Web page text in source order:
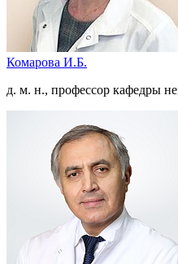
Комарова И.Б.
д. м. н., профессор кафедры